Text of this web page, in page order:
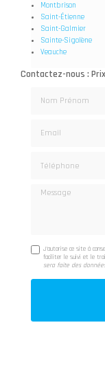
Montbrison
Saint-Étienne
Saint-Galmier
Sainte-Sigolène
Veauche
Contactez-nous :
Message
J'autorise ce site à
faciliter le suivi et le
sera faite des